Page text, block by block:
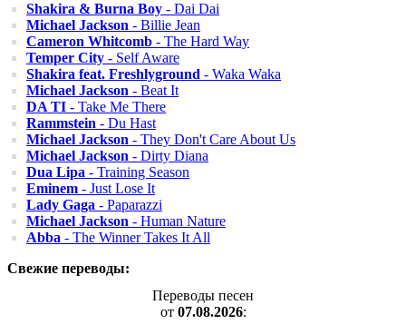
Shakira & Burna Boy - Dai Dai
Michael Jackson - Billie Jean
Cameron Whitcomb - The Hard Way
Temper City - Self Aware
Shakira feat. Freshlyground - Waka Waka
Michael Jackson - Beat It
DA TI - Take Me There
Rammstein - Du Hast
Michael Jackson - They Don't Care About Us
Michael Jackson - Dirty Diana
Dua Lipa - Training Season
Eminem - Just Lose It
Lady Gaga - Paparazzi
Michael Jackson - Human Nature
Abba - The Winner Takes It All
Свежие переводы:
Переводы песен
от 07.08.2026: